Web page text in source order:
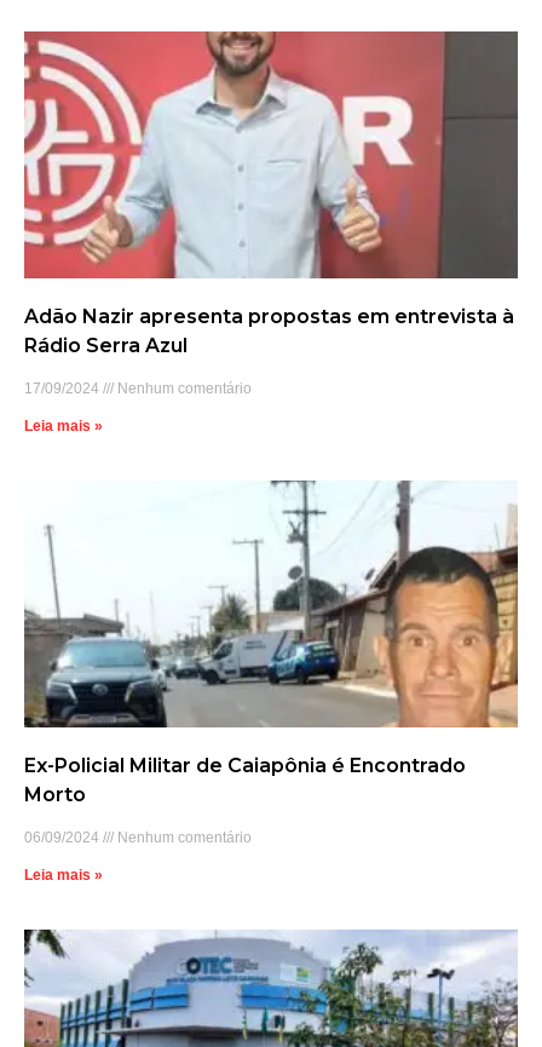
Adão Nazir apresenta propostas em entrevista à
Rádio Serra Azul
17/09/2024 Nenhum comentário
Leia mais »
Ex-Policial Militar de Caiapônia é Encontrado
Morto
06/09/2024 Nenhum comentário
Leia mais »